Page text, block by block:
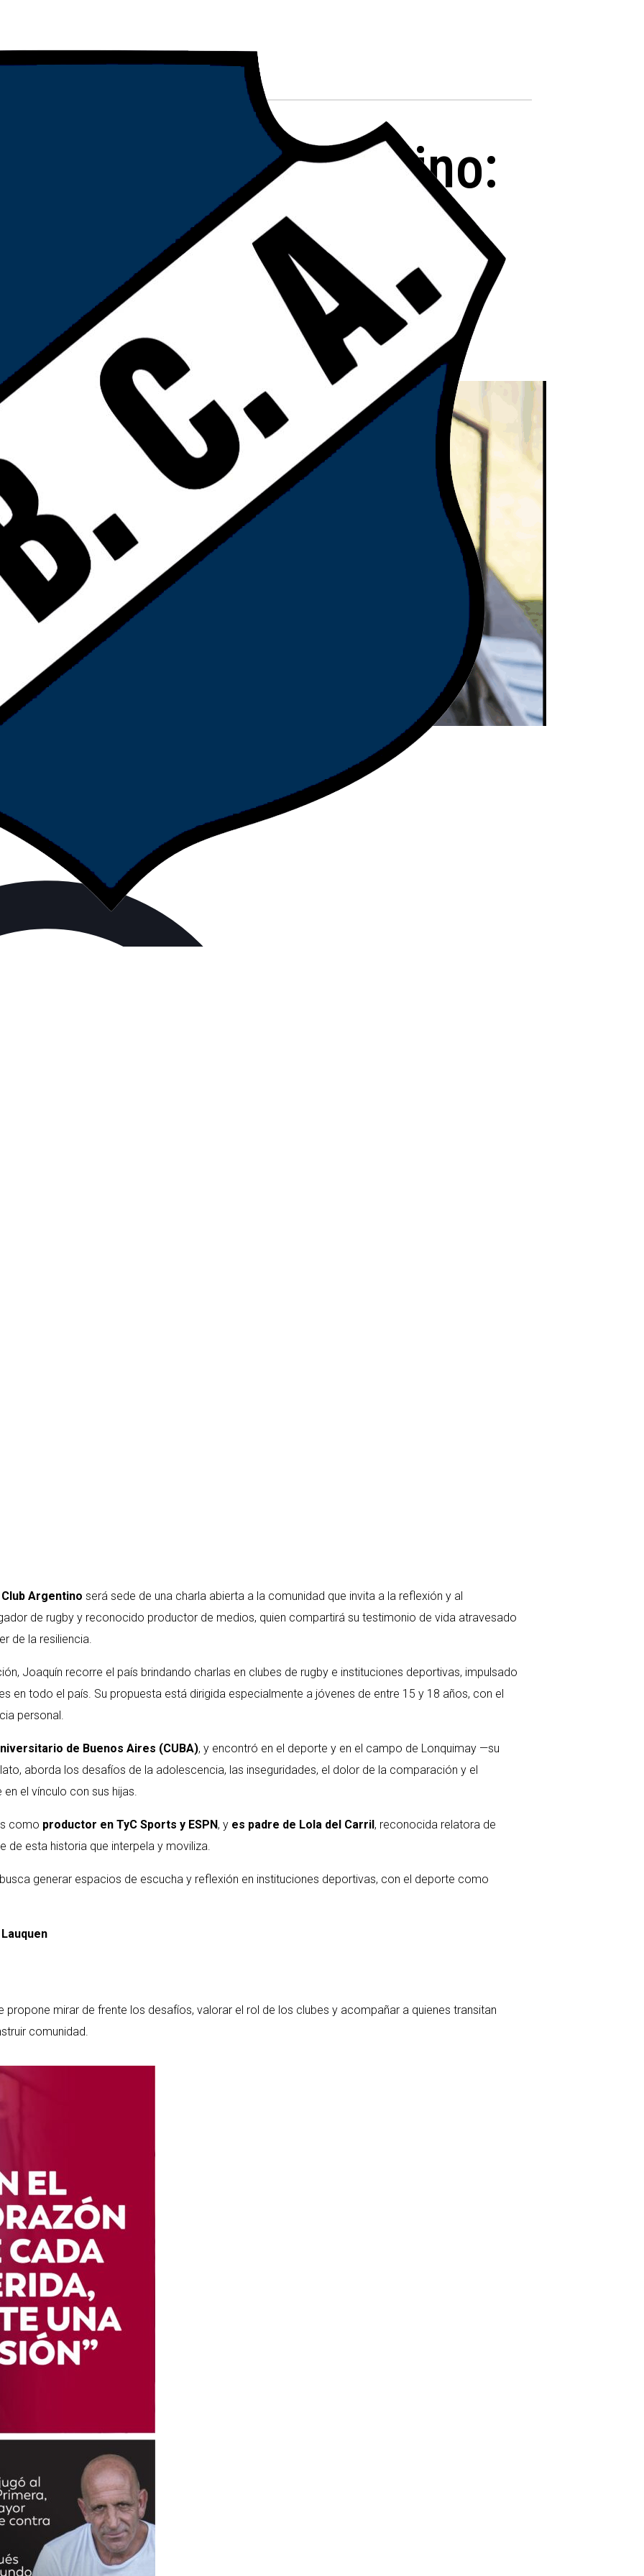
el Club Argentino:
comparte su
Argentino será sede de una charla abierta a la comunidad que invita a la reflexión y al
de rugby y reconocido productor de medios, quien compartirá su testimonio de vida atravesado
de la resiliencia.
Joaquín recorre el país brindando charlas en clubes de rugby e instituciones deportivas, impulsado
en todo el país. Su propuesta está dirigida especialmente a jóvenes de entre 15 y 18 años, con el
personal.
de Buenos Aires (CUBA), y encontró en el deporte y en el campo de Lonquimay —su
aborda los desafíos de la adolescencia, las inseguridades, el dolor de la comparación y el
el vínculo con sus hijas.
como productor en TyC Sports y ESPN , y es padre de Lola del Carril , reconocida relatora de
de esta historia que interpela y moviliza.
generar espacios de escucha y reflexión en instituciones deportivas, con el deporte como
mirar de frente los desafíos, valorar el rol de los clubes y acompañar a quienes transitan
comunidad.